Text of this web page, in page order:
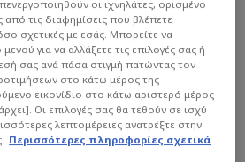
οι ιχνηλάτες, ορισμένο
από τις διαφημίσεις που βλέπετε
σχετικές με εσάς. Μπορείτε να
για να αλλάξετε τις επιλογές σας ή
σας ανά πάσα στιγμή πατώντας τον
στο κάτω μέρος της
εικονίδιο στο κάτω αριστερό μέρος
Οι επιλογές σας θα τεθούν σε ισχύ
λεπτομέρειες ανατρέξτε στην
Περισσότερες πληροφορίες σχετικά